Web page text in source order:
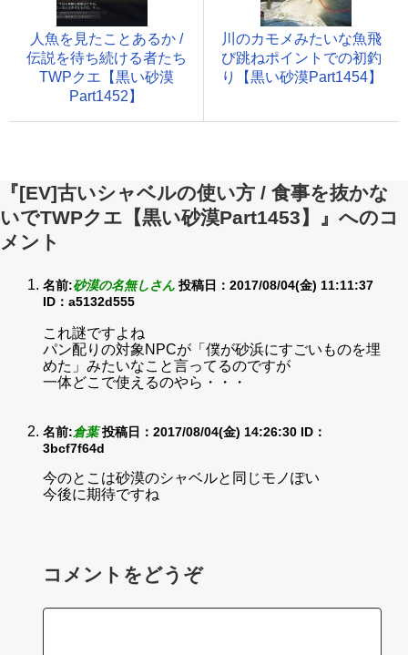
人魚を見たことあるか /
伝説を待ち続ける者たち
TWPクエ【黒い砂漠
Part1452】
川のカモメみたいな魚飛
び跳ねポイントでの初釣
り【黒い砂漠Part1454】
『[EV]古いシャベルの使い方 / 食事を抜かな
いでTWPクエ【黒い砂漠Part1453】』へのコ
メント
名前:砂漠の名無しさん 投稿日：2017/08/04(金) 11:11:37
ID：a5132d555
これ謎ですよね
パン配りの対象NPCが「僕が砂浜にすごいものを埋
めた」みたいなこと言ってるのですが
一体どこで使えるのやら・・・
名前:倉葉 投稿日：2017/08/04(金) 14:26:30 ID：
3bcf7f64d
今のとこは砂漠のシャベルと同じモノぽい
今後に期待ですね
コメントをどうぞ